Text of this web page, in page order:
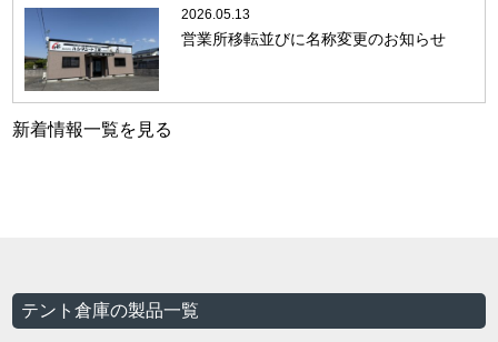
2026.05.13
営業所移転並びに名称変更のお知らせ
新着情報一覧を見る
テント倉庫の製品一覧